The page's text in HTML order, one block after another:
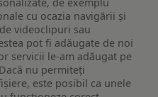
cu ocazia navigării și
videoclipuri sau
pot fi adăugate de noi
servicii le-am adăugat pe
nu permiteți
este posibil ca unele